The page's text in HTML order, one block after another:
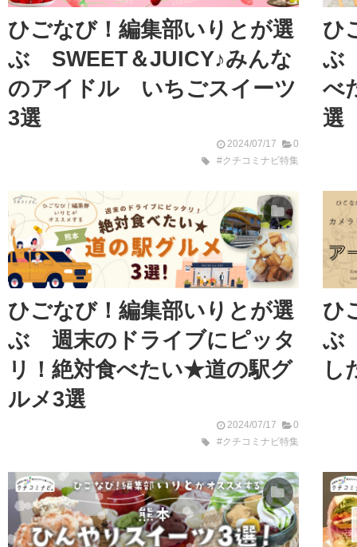
ひごなび！編集部いりとが選
ぶ SWEET＆JUICY♪みんな
のアイドル いちごスイーツ
3選
2024/07/17
0
#クチコミナビ特集
ひ
ぶ
べ
選
ひごなび！編集部いりとが選
ぶ 週末のドライブにピッタ
リ！絶対食べたい★道の駅グ
ルメ3選
2024/07/17
0
#クチコミナビ特集
ひ
ぶ
し